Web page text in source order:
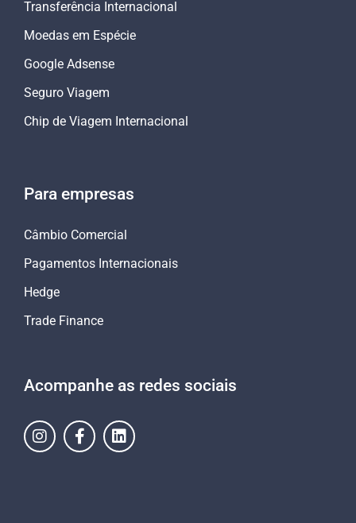
Transferência Internacional
Moedas em Espécie
Google Adsense
Seguro Viagem
Chip de Viagem Internacional
Para empresas
Câmbio Comercial
Pagamentos Internacionais
Hedge
Trade Finance
Acompanhe as redes sociais